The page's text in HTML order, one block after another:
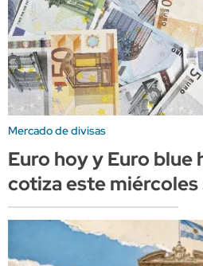
Mercado de divisas
Euro hoy y Euro blue
cotiza este